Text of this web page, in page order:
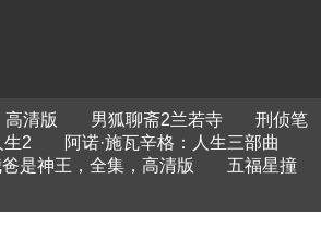
清版 男狐聊斋2兰若寺
刑侦笔
生2
阿诺·施瓦辛格：人生三部曲
是神王，全集，高清版
五福星撞